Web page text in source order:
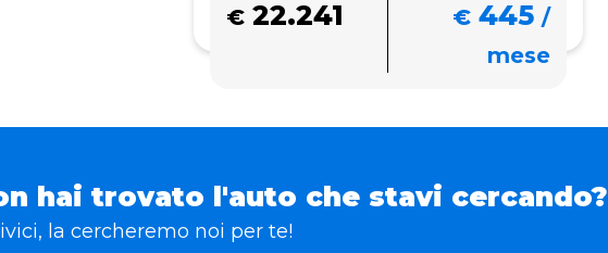
€ 22.241 € 445 /
mese
hai trovato l'auto che stavi cercando?
la cercheremo noi per te!